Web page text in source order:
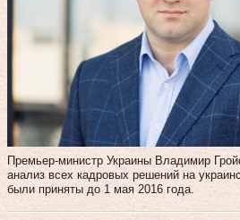
Премьер-министр Украины Владимир
анализ всех кадровых решений на
были приняты до 1 мая 2016 года.